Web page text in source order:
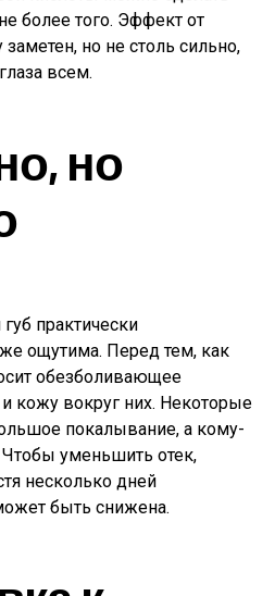
более того. Эффект от
но не столь сильно,
всем.
но
практически
ощутима. Перед тем, как
обезболивающее
кожу вокруг них. Некоторые
покалывание, а кому-
уменьшить отек,
несколько дней
быть снижена.